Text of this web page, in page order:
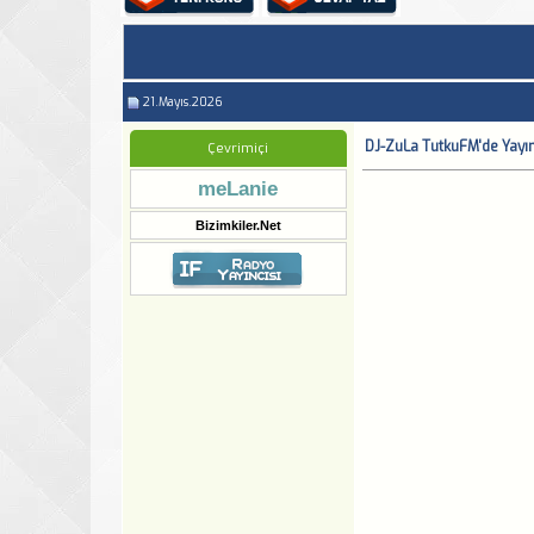
21.Mayıs.2026
Çevrimiçi
meLanie
Bizimkiler.Net
DJ-ZuLa TutkuFM'de